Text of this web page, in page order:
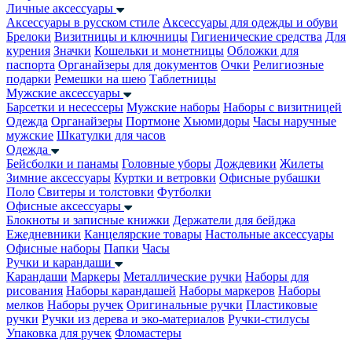
Личные аксессуары
Аксессуары в русском стиле Аксессуары для одежды и обуви
Брелоки Визитницы и ключницы Гигиенические средства Для
курения Значки Кошельки и монетницы Обложки для
паспорта Органайзеры для документов Очки Религиозные
подарки Ремешки на шею Таблетницы
Мужские аксессуары
Барсетки и несессеры Мужские наборы Наборы с визитницей
Одежда Органайзеры Портмоне Хьюмидоры Часы наручные
мужские Шкатулки для часов
Одежда
Бейсболки и панамы Головные уборы Дождевики Жилеты
Зимние аксессуары Куртки и ветровки Офисные рубашки
Поло Свитеры и толстовки Футболки
Офисные аксессуары
Блокноты и записные книжки Держатели для бейджа
Ежедневники Канцелярские товары Настольные аксессуары
Офисные наборы Папки Часы
Ручки и карандаши
Карандаши Маркеры Металлические ручки Наборы для
рисования Наборы карандашей Наборы маркеров Наборы
мелков Наборы ручек Оригинальные ручки Пластиковые
ручки Ручки из дерева и эко-материалов Ручки-стилусы
Упаковка для ручек Фломастеры